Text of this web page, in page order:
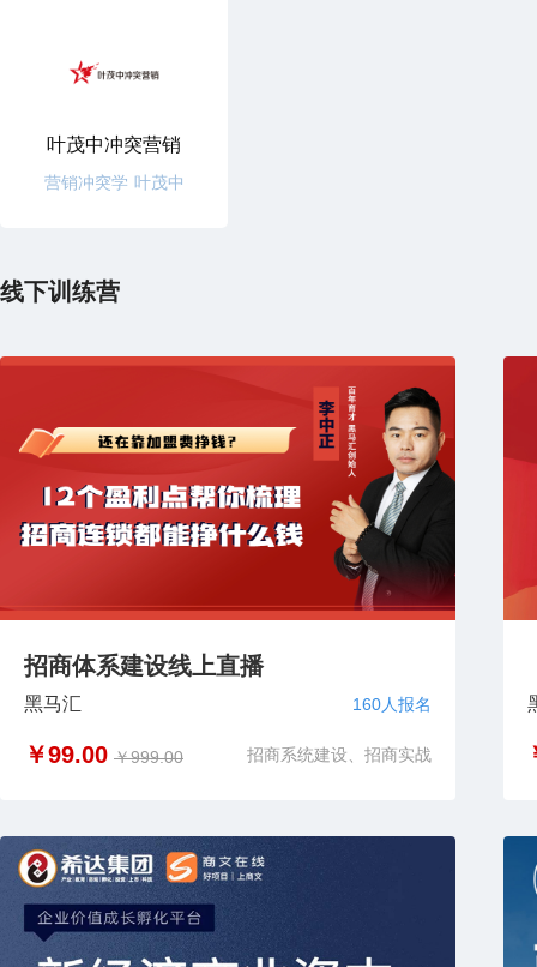
叶茂中冲突营销
营销冲突学 叶茂中
线下训练营
招商体系建设线上直播
黑马汇 160人报名
￥99.00 ￥999.00 招商系统建设、招商实战